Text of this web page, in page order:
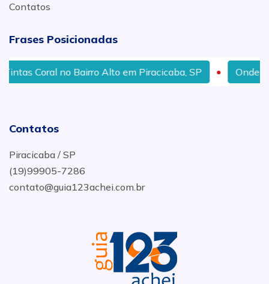
Contatos
Frases Posicionadas
Coral no Bairro Alto em Piracicaba, SP Onde
Contatos
Piracicaba / SP
(19)99905-7286
contato@guia123achei.com.br